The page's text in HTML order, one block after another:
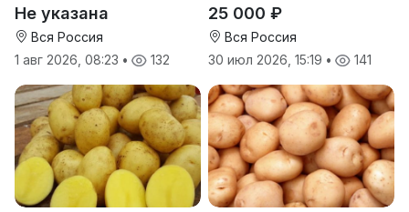
Экспорт
Не указана
Вся Россия
1 авг 2026, 08:23 • 132
25 000 ₽
Вся Россия
30 июл 2026, 15:19 • 141